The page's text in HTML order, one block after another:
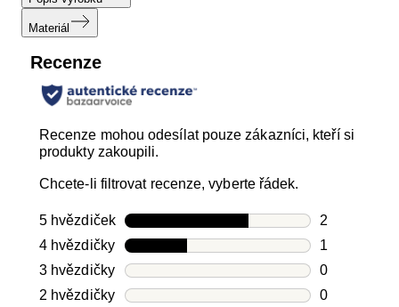
Materiál
Recenze
Recenze mohou odesílat pouze zákazníci, kteří si
produkty zakoupili.
Chcete-li filtrovat recenze, vyberte řádek.
5 hvězdičekhvězdičky
2
Počet
4 hvězdičkyhvězdičky
1
Počet
3 hvězdičkyhvězdičky
0
Počet
2 hvězdičkyhvězdičky
0